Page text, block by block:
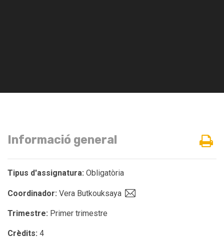
Informació general
Tipus d'assignatura: Obligatòria
Coordinador: Vera Butkouksaya
Trimestre: Primer trimestre
Crèdits: 4